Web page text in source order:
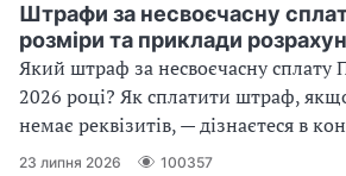
Штрафи за несвоєчасну
розміри та приклади
Який штраф за несвоєчасну сплату
2026 році? Як сплатити штраф,
немає реквізитів, — дізнаєтеся в
23 липня 2026 100357